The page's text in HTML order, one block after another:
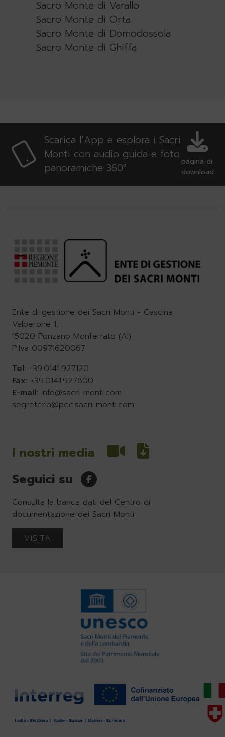
Sacro Monte di Varallo
Sacro Monte di Orta
Sacro Monte di Domodossola
Sacro Monte di Ghiffa
Scarica l’App e esplora i Sacri
Monti con audio guida e foto
panoramiche 360°
pagina di
download
Ente di gestione dei Sacri Monti - Cascina
Valperone 1,
15020 Ponzano Monferrato (Al)
P.Iva 00971620067
Tel: +39.0141.927120
Fax: +39.0141.927800
E-mail: info@sacri-monti.com -
segreteria@pec.sacri-monti.com
I nostri media
Seguici su
Consulta la banca dati del Centro di
documentazione dei Sacri Monti
VISITA